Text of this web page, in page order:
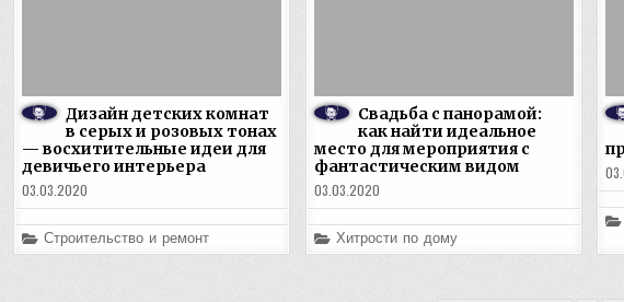
Дизайн детских комнат
в серых и розовых тонах
— восхитительные идеи для
девичьего интерьера
03.03.2020
Posted
in
Строительство и ремонт
Свадьба с панорамой:
как найти идеальное
место для мероприятия с
фантастическим видом
03.03.2020
Posted
in
Хитрости по дому